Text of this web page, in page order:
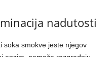
nadutosti
soka smokve jeste njegov